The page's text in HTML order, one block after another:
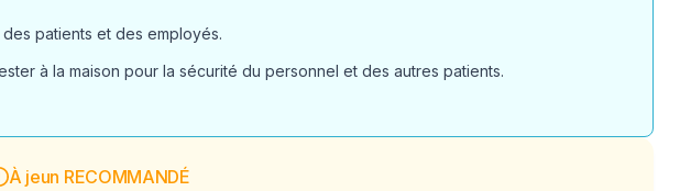
patients et des employés.
à la maison pour la sécurité du personnel et des autres patients.
À jeun RECOMMANDÉ